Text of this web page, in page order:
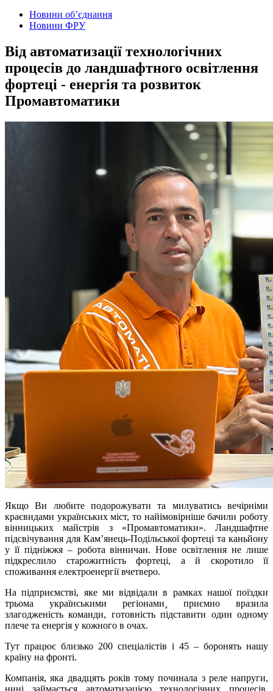
Новини об’єднання
Новини ФРУ
Від автоматизації технологічних
процесів до ландшафтного освітлення
фортеці - енергія та розвиток
Промавтоматики
Якщо Ви любите подорожувати та милуватись вечірніми
краєвидами українських міст, то найімовірніше бачили роботу
вінницьких майстрів з «Промавтоматики». Ландшафтне
підсвічування для Кам’янець-Подільської фортеці та каньйону
у її підніжжя – робота вінничан. Нове освітлення не лише
підкреслило старожитність фортеці, а й скоротило її
споживання електроенергії вчетверо.
На підприємстві, яке ми відвідали в рамках нашої поїздки
трьома українськими регіонами¸ приємно вразила
злагодженість команди, готовність підставити один одному
плече та енергія у кожного в очах.
Тут працює близько 200 спеціалістів і 45 – боронять нашу
країну на фронті.
Компанія, яка двадцять років тому починала з реле напруги,